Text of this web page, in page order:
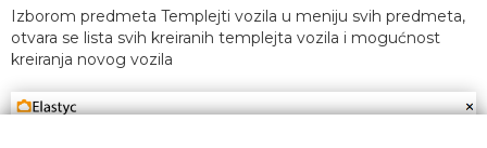
Izborom predmeta Templejti vozila u meniju svih predmeta,
otvara se lista svih kreiranih templejta vozila i mogućnost
kreiranja novog vozila